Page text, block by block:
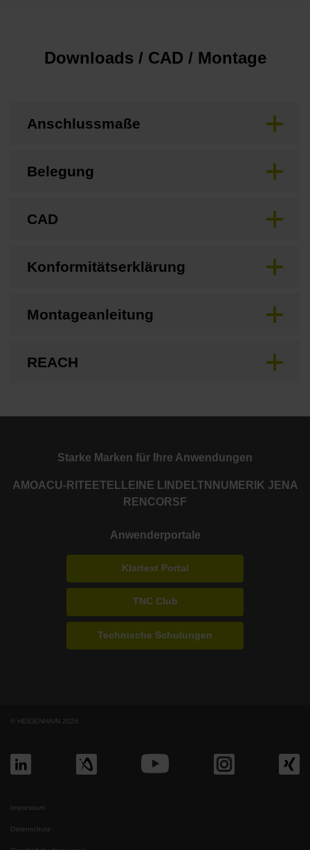
Downloads / CAD / Montage
Anschlussmaße
Belegung
CAD
Konformitätserklärung
Montageanleitung
REACH
Starke Marken für Ihre Anwendungen
AMOACU-RITE ETEL LEINE LINDE LTN NUMERIK JENA
RENCORSF
Anwenderportale
Klartext Portal
TNC Club
Technische Schulungen
© HEIDENHAIN 2026
Impressum
Datenschutz